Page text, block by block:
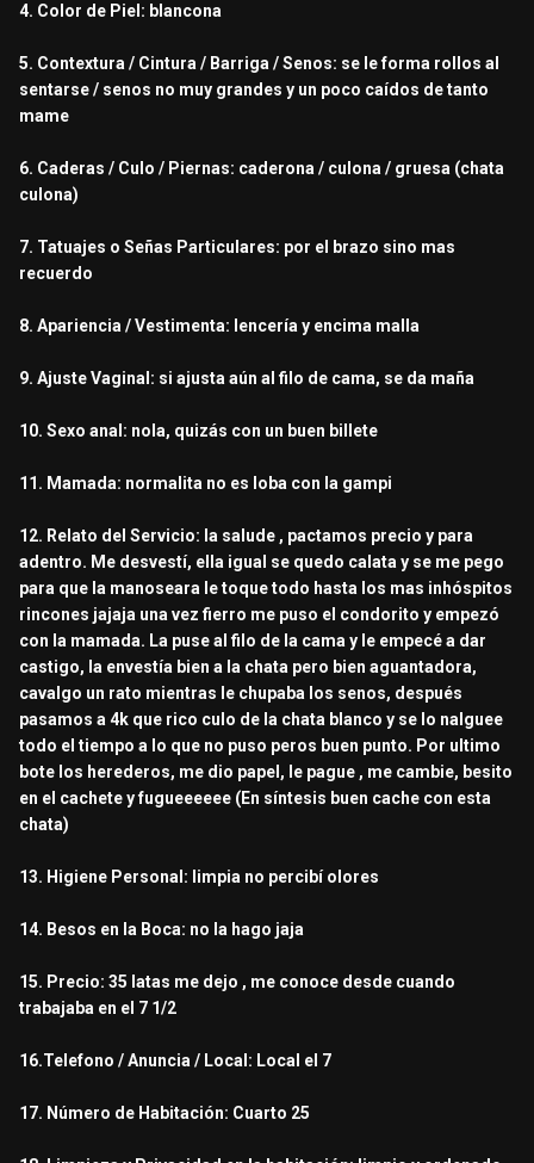
4. Color de Piel: blancona
5. Contextura / Cintura / Barriga / Senos: se le forma rollos al
sentarse / senos no muy grandes y un poco caídos de tanto
mame
6. Caderas / Culo / Piernas: caderona / culona / gruesa (chata
culona)
7. Tatuajes o Señas Particulares: por el brazo sino mas
recuerdo
8. Apariencia / Vestimenta: lencería y encima malla
9. Ajuste Vaginal: si ajusta aún al filo de cama, se da maña
10. Sexo anal: nola, quizás con un buen billete
11. Mamada: normalita no es loba con la gampi
12. Relato del Servicio: la salude , pactamos precio y para
adentro. Me desvestí, ella igual se quedo calata y se me pego
para que la manoseara le toque todo hasta los mas inhóspitos
rincones jajaja una vez fierro me puso el condorito y empezó
con la mamada. La puse al filo de la cama y le empecé a dar
castigo, la envestía bien a la chata pero bien aguantadora,
cavalgo un rato mientras le chupaba los senos, después
pasamos a 4k que rico culo de la chata blanco y se lo nalguee
todo el tiempo a lo que no puso peros buen punto. Por ultimo
bote los herederos, me dio papel, le pague , me cambie, besito
en el cachete y fugueeeeee (En síntesis buen cache con esta
chata)
13. Higiene Personal: limpia no percibí olores
14. Besos en la Boca: no la hago jaja
15. Precio: 35 latas me dejo , me conoce desde cuando
trabajaba en el 7 1/2
16.Telefono / Anuncia / Local: Local el 7
17. Número de Habitación: Cuarto 25